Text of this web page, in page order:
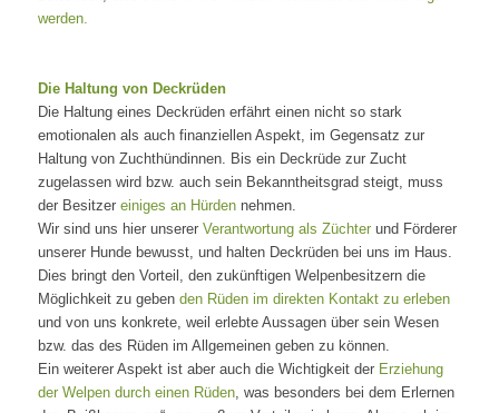
werden.
Die Haltung von Deckrüden
Die Haltung eines Deckrüden erfährt einen nicht so stark
emotionalen als auch finanziellen Aspekt, im Gegensatz zur
Haltung von Zuchthündinnen. Bis ein Deckrüde zur Zucht
zugelassen wird bzw. auch sein Bekanntheitsgrad steigt, muss
der Besitzereiniges an Hürdennehmen.
Wir sind uns hier unserer Verantwortung als Züchterund Förderer
unserer Hunde bewusst, und halten Deckrüden bei uns im Haus.
Dies bringt den Vorteil, den zukünftigen Welpenbesitzern die
Möglichkeit zu geben den Rüden im direkten Kontakt zu erleben
und von uns konkrete, weil erlebte Aussagen über sein Wesen
bzw. das des Rüden im Allgemeinen geben zu können.
Ein weiterer Aspekt ist aber auch die Wichtigkeit der Erziehung
der Welpen durch einen Rüden, was besonders bei dem Erlernen